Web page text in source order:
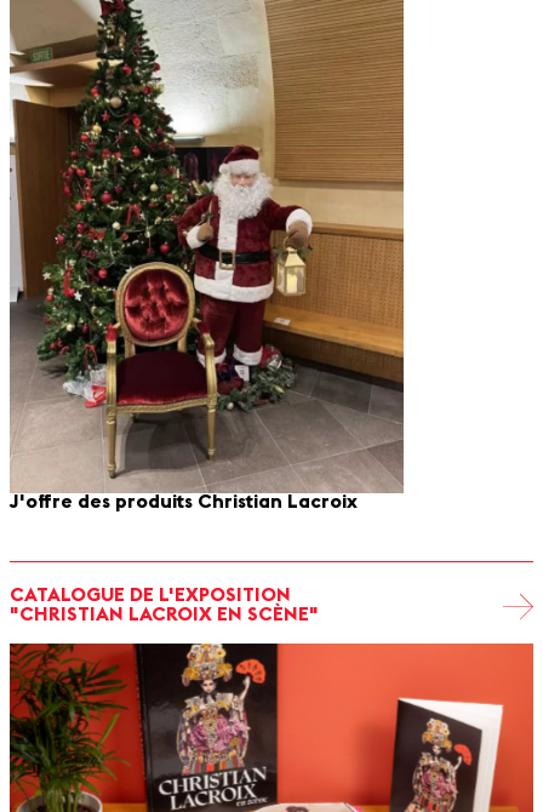
J'offre des produits Christian Lacroix
CATALOGUE DE L'EXPOSITION
"CHRISTIAN LACROIX EN SCÈNE"